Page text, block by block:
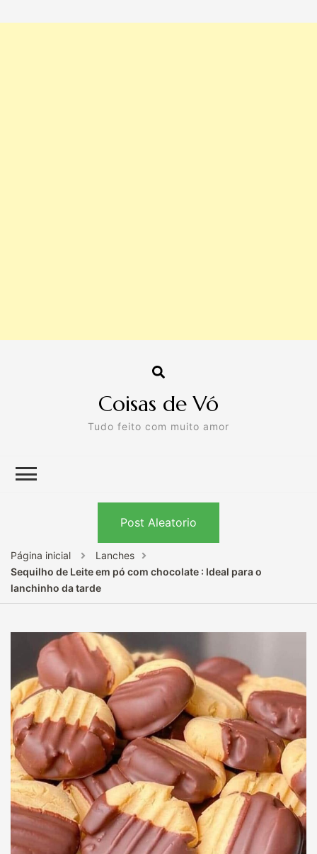
Coisas de Vó
Tudo feito com muito amor
Post Aleatorio
Página inicial
Lanches
Sequilho de Leite em pó com chocolate : Ideal para o
lanchinho da tarde